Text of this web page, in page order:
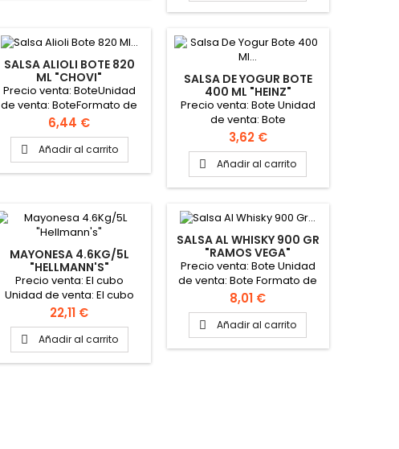
SALSA ALIOLI BOTE 820
ML "CHOVI"
Precio venta: BoteUnidad
de venta: BoteFormato de
la caja: 8 botes
Precio
6,44 €
 Añadir al carrito
SALSA DE YOGUR BOTE
400 ML "HEINZ"
Precio venta: Bote Unidad
de venta: Bote
Precio
3,62 €
 Añadir al carrito
MAYONESA 4.6KG/5L
"HELLMANN'S"
Precio venta: El cubo
Unidad de venta: El cubo
Precio
22,11 €
 Añadir al carrito
SALSA AL WHISKY 900 GR
"RAMOS VEGA"
Precio venta: Bote Unidad
de venta: Bote Formato de
la caja: 6 botes PINCHAR
AQUÍ PARA VER FICHA
TÉCNICA
Precio
8,01 €
 Añadir al carrito